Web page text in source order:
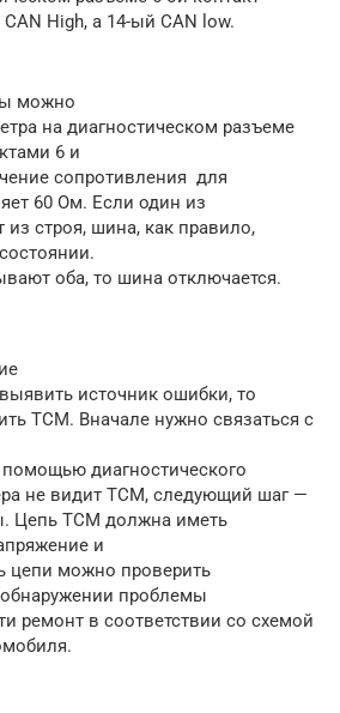
High, а 14-ый CAN low.
можно
на диагностическом разъеме
6 и
сопротивления для
60 Ом. Если один из
из строя, шина, как правило,
оба, то шина отключается.
источник ошибки, то
TCM. Вначале нужно связаться с
диагностического
не видит TCM, следующий шаг —
Цепь TCM должна иметь
и
цепи можно проверить
проблемы
ремонт в соответствии со схемой